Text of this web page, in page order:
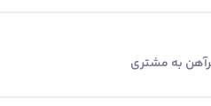
به مشتری